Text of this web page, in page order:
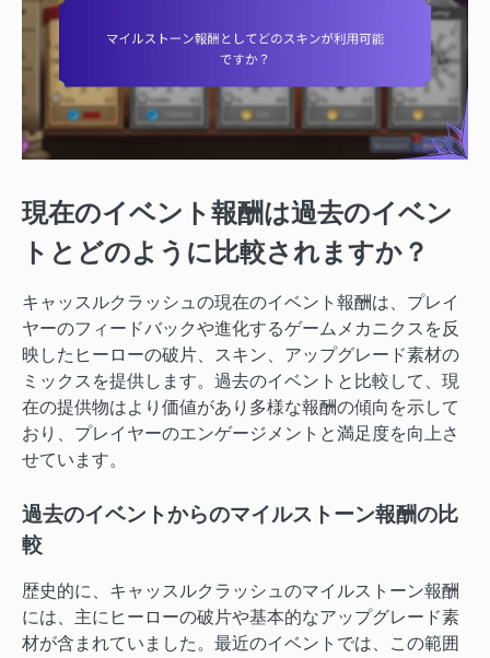
現在のイベント報酬は過去のイベン
トとどのように比較されますか？
キャッスルクラッシュの現在のイベント報酬は、プレイ
ヤーのフィードバックや進化するゲームメカニクスを反
映したヒーローの破片、スキン、アップグレード素材の
ミックスを提供します。過去のイベントと比較して、現
在の提供物はより価値があり多様な報酬の傾向を示して
おり、プレイヤーのエンゲージメントと満足度を向上さ
せています。
過去のイベントからのマイルストーン報酬の比
較
歴史的に、キャッスルクラッシュのマイルストーン報酬
には、主にヒーローの破片や基本的なアップグレード素
材が含まれていました。最近のイベントでは、この範囲